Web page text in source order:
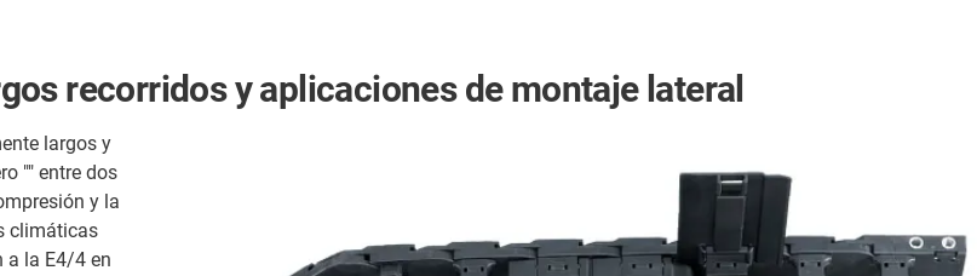
recorridos y aplicaciones de montaje lateral
largos y
"" entre dos
y la
climáticas
a la E4/4 en